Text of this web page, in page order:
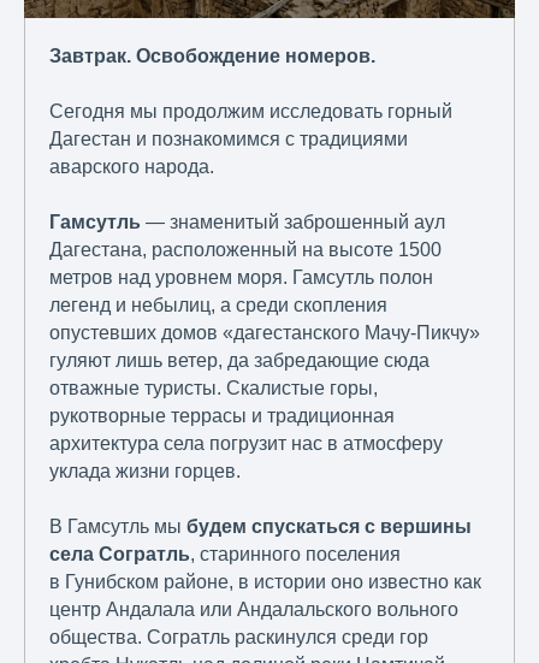
Завтрак. Освобождение номеров.
Сегодня мы продолжим исследовать горный
Дагестан и познакомимся с традициями
аварского народа.
Гамсутль — знаменитый заброшенный аул
Дагестана, расположенный на высоте 1500
метров над уровнем моря. Гамсутль полон
легенд и небылиц, а среди скопления
опустевших домов «дагестанского Мачу-Пикчу»
гуляют лишь ветер, да забредающие сюда
отважные туристы. Скалистые горы,
рукотворные террасы и традиционная
архитектура села погрузит нас в атмосферу
уклада жизни горцев.
В Гамсутль мы будем спускаться с вершины
села Согратль, старинного поселения
в Гунибском районе, в истории оно известно как
центр Андалала или Андалальского вольного
общества. Согратль раскинулся среди гор